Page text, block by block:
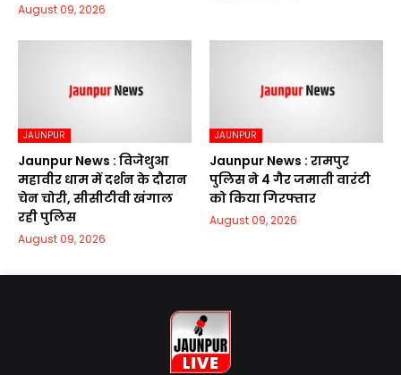
August 09, 2026
JAUNPUR
Jaunpur News : विजेथुआ
महावीर धाम में दर्शन के दौरान
चेन चोरी, सीसीटीवी खंगाल
रही पुलिस
August 09, 2026
JAUNPUR
Jaunpur News : रामपुर
पुलिस ने 4 गैर जमाती वारंटी
को किया गिरफ्तार
August 09, 2026